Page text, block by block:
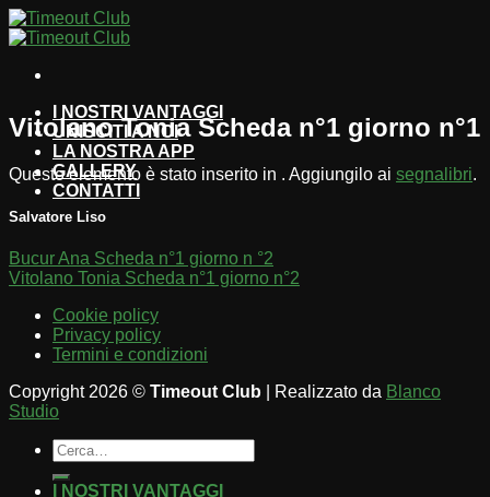
Salta
ai
I NOSTRI VANTAGGI
UNISCITI A NOI
LA NOSTRA APP
GALLERY
CONTATTI
Vitolano Tonia Scheda n°1 giorno n°1
Questo elemento è stato inserito in . Aggiungilo ai segnalibri.
Salvatore Liso
Bucur Ana Scheda n°1 giorno n °2
Vitolano Tonia Scheda n°1 giorno n°2
Cookie policy
Privacy policy
Termini e condizioni
Copyright 2026 © Timeout Club | Realizzato da Blanco
Studio
I NOSTRI VANTAGGI